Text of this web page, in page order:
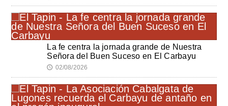
La fe centra la jornada grande de Nuestra
Señora del Buen Suceso en El Carbayu
🕔 02/08/2026